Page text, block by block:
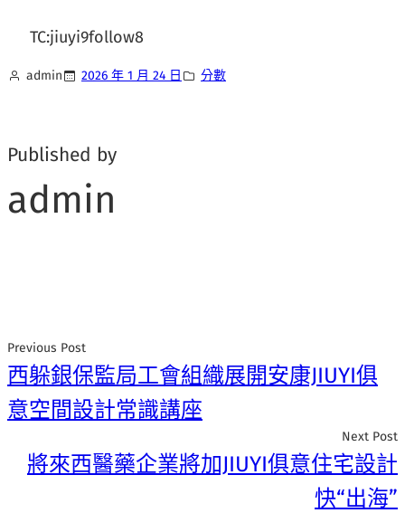
TC:jiuyi9follow8
admin 2026 年 1 月 24 日 分數
Published by
admin
Previous Post
西躲銀保監局工會組織展開安康JIUYI俱
意空間設計常識講座
Next Post
將來西醫藥企業將加JIUYI俱意住宅設計
快“出海”